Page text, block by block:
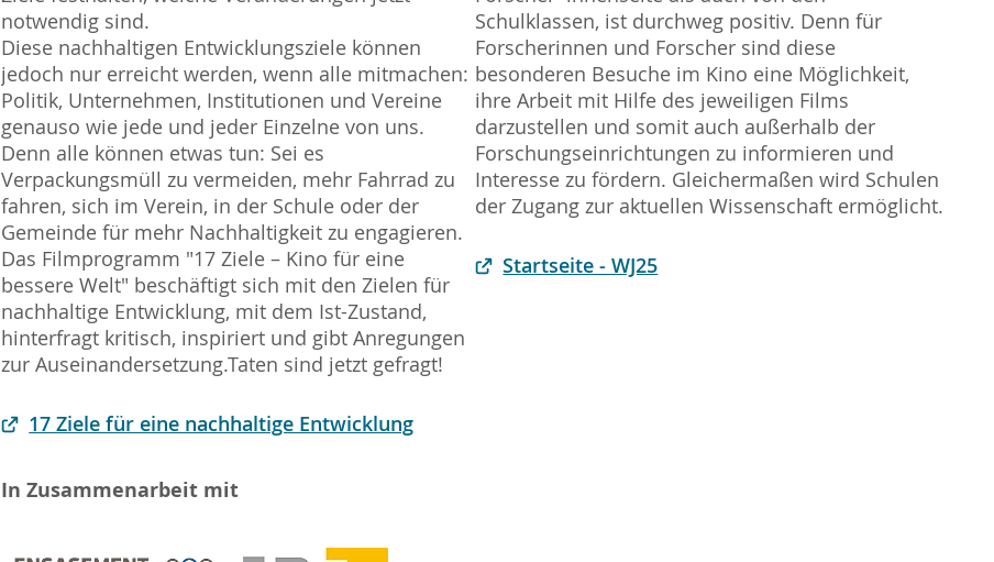
notwendig sind.
Diese nachhaltigen Entwicklungsziele können
jedoch nur erreicht werden, wenn alle mitmachen:
Politik, Unternehmen, Institutionen und Vereine
genauso wie jede und jeder Einzelne von uns.
Denn alle können etwas tun: Sei es
Verpackungsmüll zu vermeiden, mehr Fahrrad zu
fahren, sich im Verein, in der Schule oder der
Gemeinde für mehr Nachhaltigkeit zu engagieren.
Das Filmprogramm "17 Ziele – Kino für eine
bessere Welt" beschäftigt sich mit den Zielen für
nachhaltige Entwicklung, mit dem Ist-Zustand,
hinterfragt kritisch, inspiriert und gibt Anregungen
zur Auseinandersetzung.Taten sind jetzt gefragt!
17 Ziele für eine nachhaltige Entwicklung
In Zusammenarbeit mit
Schulklassen, ist durchweg positiv. Denn für
Forscherinnen und Forscher sind diese
besonderen Besuche im Kino eine Möglichkeit,
ihre Arbeit mit Hilfe des jeweiligen Films
darzustellen und somit auch außerhalb der
Forschungseinrichtungen zu informieren und
Interesse zu fördern. Gleichermaßen wird Schulen
der Zugang zur aktuellen Wissenschaft ermöglicht.
Startseite - WJ25